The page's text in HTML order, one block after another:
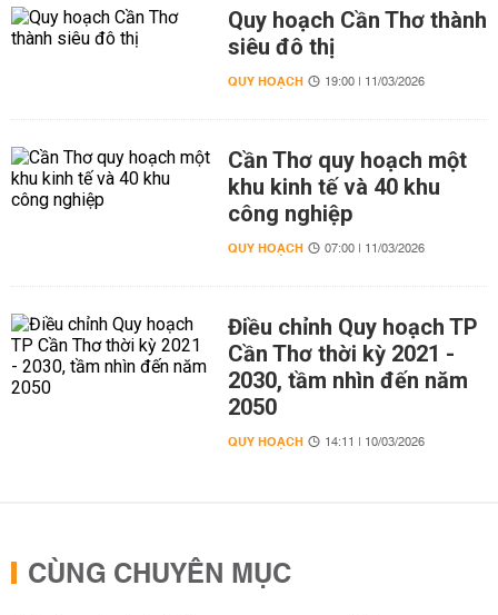
Quy hoạch Cần Thơ thành
siêu đô thị
QUY HOẠCH 19:00 | 11/03/2026
Cần Thơ quy hoạch một
khu kinh tế và 40 khu
công nghiệp
QUY HOẠCH 07:00 | 11/03/2026
Điều chỉnh Quy hoạch TP
Cần Thơ thời kỳ 2021 -
2030, tầm nhìn đến năm
2050
QUY HOẠCH 14:11 | 10/03/2026
CÙNG CHUYÊN MỤC